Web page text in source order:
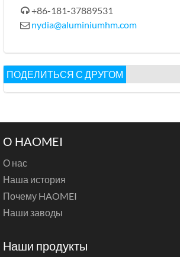
 +86-181-37889531
 nydia@aluminiumhm.com
ПОДЕЛИТЬСЯ С ДРУГОМ
О HAOMEI
О нас
Наша история
Почему HAOMEI
Наши заводы
Наши продукты